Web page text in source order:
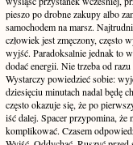
pieszo po drobne zakupy albo
samochodem na marsz.
człowiek jest zmęczony, często
wyjść. Paradoksalnie jednak to
dodać energii. Nie trzeba od
Wystarczy powiedzieć sobie:
dziesięciu minutach nadal będę
często okazuje się, że po
iść dalej. Spacer przypomina, że
komplikować. Czasem